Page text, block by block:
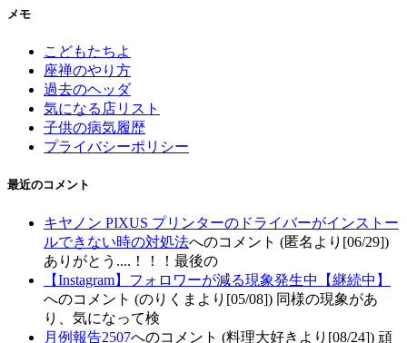
メモ
こどもたちよ
座禅のやり方
過去のヘッダ
気になる店リスト
子供の病気履歴
プライバシーポリシー
最近のコメント
キヤノン PIXUS プリンターのドライバーがインストー
ルできない時の対処法へのコメント (匿名より[06/29])
ありがとう....！！！最後の
【Instagram】フォロワーが減る現象発生中【継続中】
へのコメント (のりくまより[05/08]) 同様の現象があ
り、気になって検
月例報告2507へのコメント (料理大好きより[08/24]) 頑